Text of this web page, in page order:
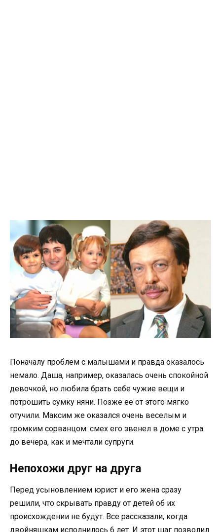
Поначалу проблем с малышами и правда оказалось
немало. Даша, например, оказалась очень спокойной
девочкой, но любила брать себе чужие вещи и
потрошить сумку няни. Позже ее от этого мягко
отучили. Максим же оказался очень веселым и
громким сорванцом: смех его звенел в доме с утра
до вечера, как и мечтали супруги.
Непохожи друг на друга
Перед усыновлением юрист и его жена сразу
решили, что скрывать правду от детей об их
происхождении не будут. Все рассказали, когда
двойняшкам исполнилось 6 лет. И этот шаг позволил